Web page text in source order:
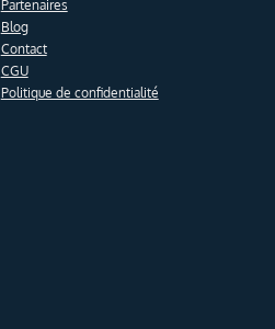
Partenaires
Blog
Contact
CGU
Politique de confidentialité